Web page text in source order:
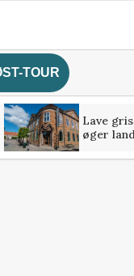
TOUR
Lave
øger